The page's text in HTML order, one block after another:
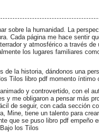
sobre la humanidad. La
Cada página me hace sentir
y atmosférico a través de
los lugares familiares
de la historia, dándonos una
Tilos libro pdf momento íntimo
y controvertido, con el
y me obligaron a pensar más
de seguir, con cada sección
Mine, tiene un talento para
que se puso libro pdf empeño
los Tilos